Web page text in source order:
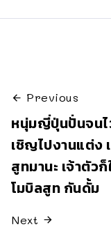
Previous
หนุ่มญี่ปุ่นปั่นจนไ
เชิญไปงานแต่ง
สูทมานะ เจ้าตัว
โมบิลสูท กันดั้ม
Next